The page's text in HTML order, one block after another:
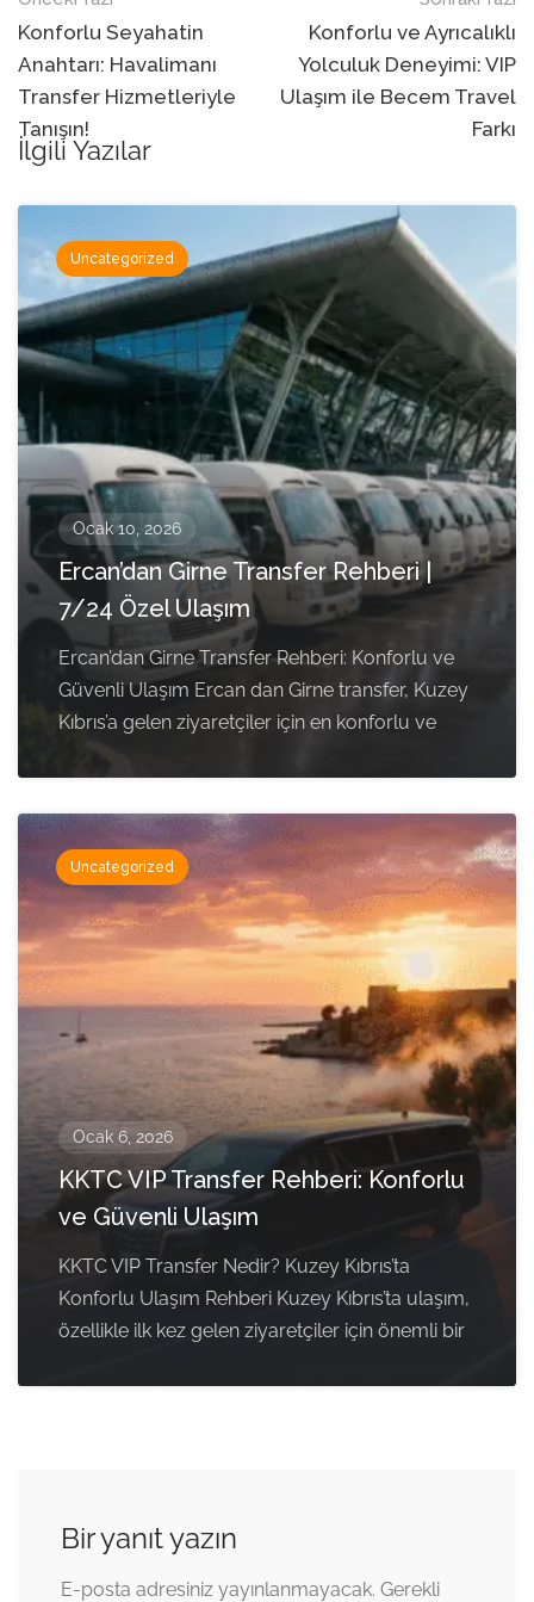
sonrası
Konforlu Seyahatin
Anahtarı: Havalimanı
Transfer Hizmetleriyle
Tanışın!
Konforlu ve Ayrıcalıklı
Yolculuk Deneyimi: VIP
Ulaşım ile Becem Travel
Farkı
İlgili Yazılar
Uncategorized
Ocak 10, 2026
Ercan’dan Girne Transfer Rehberi |
7/24 Özel Ulaşım
Ercan’dan Girne Transfer Rehberi: Konforlu ve
Güvenli Ulaşım Ercan dan Girne transfer, Kuzey
Kıbrıs’a gelen ziyaretçiler için en konforlu ve
Uncategorized
Ocak 6, 2026
KKTC VIP Transfer Rehberi: Konforlu
ve Güvenli Ulaşım
KKTC VIP Transfer Nedir? Kuzey Kıbrıs’ta
Konforlu Ulaşım Rehberi Kuzey Kıbrıs’ta ulaşım,
özellikle ilk kez gelen ziyaretçiler için önemli bir
Bir yanıt yazın
E-posta adresiniz yayınlanmayacak. Gerekli